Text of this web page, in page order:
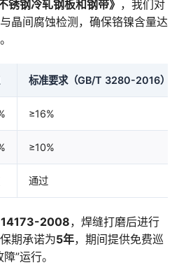
钢冷轧钢板和钢带》 ，我们对
晶间腐蚀检测，确保铬镍含量达
标准要求（GB/T 3280-2016）
≥16%
≥10%
通过
2008，焊缝打磨后进行
期承诺为5年，期间提供免费巡
”运行。